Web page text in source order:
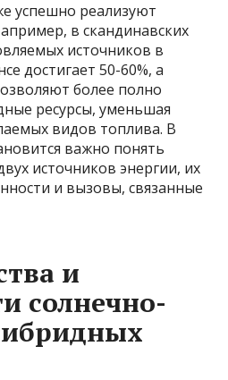
успешно реализуют
в скандинавских
источников в
достигает 50-60%, а
более полно
ресурсы, уменьшая
видов топлива. В
важно понять
источников энергии, их
и вызовы, связанные
и
солнечно-